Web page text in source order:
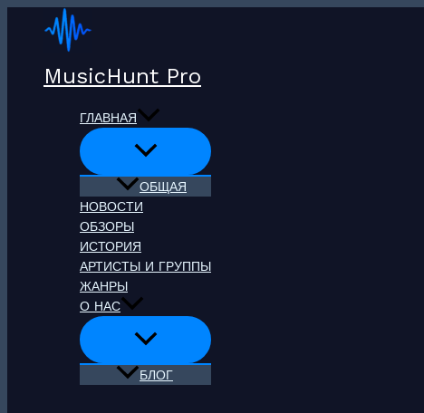
Перейти
MusicHunt Pro
ГЛАВНАЯ
ОБЩАЯ
НОВОСТИ
ОБЗОРЫ
ИСТОРИЯ
АРТИСТЫ И ГРУППЫ
ЖАНРЫ
О НАС
БЛОГ